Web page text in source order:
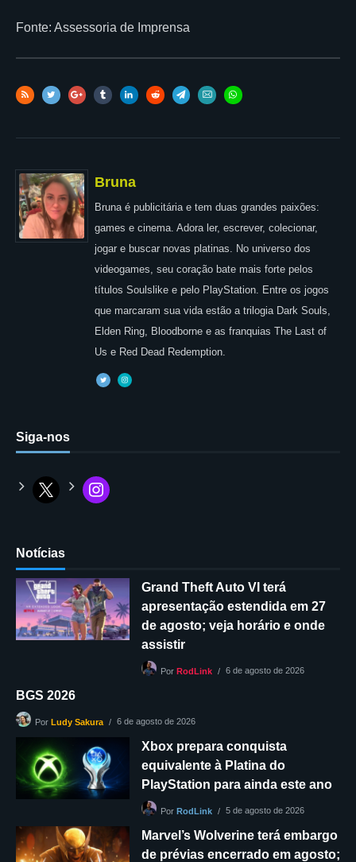
Fonte: Assessoria de Imprensa
Bruna
Bruna é publicitária e tem duas grandes paixões:
games e cinema. Adora ler, escrever, colecionar,
jogar e buscar novas platinas. No universo dos
videogames, seu coração bate mais forte pelos
títulos Soulslike e pelo PlayStation. Entre os jogos
que marcaram sua vida estão a trilogia Dark Souls,
Elden Ring, Bloodborne e as franquias The Last of
Us e Red Dead Redemption.
Siga-nos
Notícias
Grand Theft Auto VI terá
apresentação estendida em 27
de agosto; veja horário e onde
assistir
PorRodLink 6 de agosto de 2026
BGS 2026
PorLudy Sakura 6 de agosto de 2026
Xbox prepara conquista
equivalente à Platina do
PlayStation para ainda este ano
PorRodLink 5 de agosto de 2026
Marvel’s Wolverine terá embargo
de prévias encerrado em agosto;